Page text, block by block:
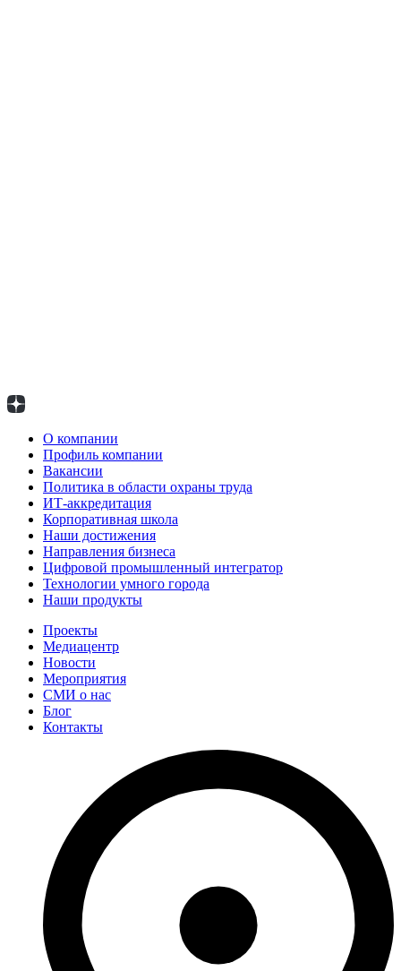
О компании
Профиль компании
Вакансии
Политика в области охраны труда
ИТ-аккредитация
Корпоративная школа
Наши достижения
Направления бизнеса
Цифровой промышленный интегратор
Технологии умного города
Наши продукты
Проекты
Медиацентр
Новости
Мероприятия
СМИ о нас
Блог
Контакты